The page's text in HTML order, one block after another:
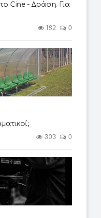
Cine - Δράση. Για
182 0
303 0